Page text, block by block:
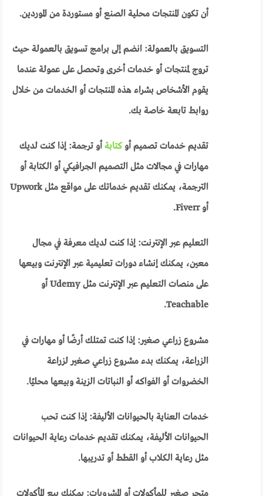
أن تكون المنتجات محلية الصنع أو مستوردة من الموردين.
التسويق بالعمولة: انضم إلى برامج تسويق بالعمولة حيث
تروج لمنتجات أو خدمات أخرى وتحصل على عمولة عندما
يقوم الأشخاص بشراء هذه المنتجات أو الخدمات من خلال
روابط تابعة خاصة بك.
تقديم خدمات تصميم أو كتابة أو ترجمة: إذا كنت لديك
مهارات في مجالات مثل التصميم الجرافيكي أو الكتابة أو
الترجمة، يمكنك تقديم خدماتك على مواقع مثل Upwork
أو Fiverr.
التعليم عبر الإنترنت: إذا كنت لديك معرفة في مجال
معين، يمكنك إنشاء دورات تعليمية عبر الإنترنت وبيعها
على منصات التعليم عبر الإنترنت مثل Udemy أو
Teachable.
مشروع زراعي صغير: إذا كنت تمتلك أرضًا أو مهارات في
الزراعة، يمكنك بدء مشروع زراعي صغير لزراعة
الخضروات أو الفواكه أو النباتات الزينة وبيعها محليًا.
خدمات العناية بالحيوانات الأليفة: إذا كنت تحب
الحيوانات الأليفة، يمكنك تقديم خدمات رعاية الحيوانات
مثل رعاية الكلاب أو القطط أو تدريبها.